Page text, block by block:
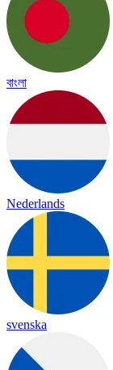
বাংলা
Nederlands
svenska